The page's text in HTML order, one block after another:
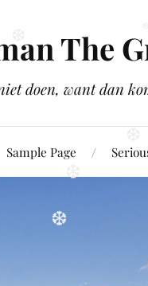
❆
❆ The
doen, want dan
Sample Page